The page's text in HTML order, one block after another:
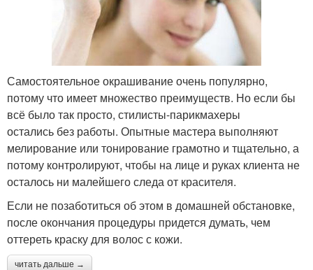
Самостоятельное окрашивание очень популярно,
потому что имеет множество преимуществ. Но если бы
всё было так просто, стилисты-парикмахеры
остались без работы. Опытные мастера выполняют
мелирование или тонирование грамотно и тщательно, а
потому контролируют, чтобы на лице и руках клиента не
осталось ни малейшего следа от красителя.
Если не позаботиться об этом в домашней обстановке,
после окончания процедуры придется думать, чем
оттереть краску для волос с кожи.
читать дальше →